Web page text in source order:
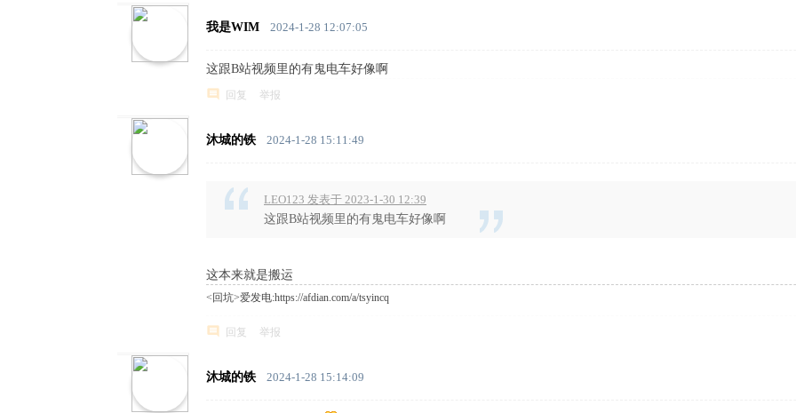
我是WIM 2024-1-28 12:07:05
这跟B站视频里的有鬼电车好像啊
回复 举报
沐城的铁 2024-1-28 15:11:49
LEO123 发表于 2023-1-30 12:39
这跟B站视频里的有鬼电车好像啊
这本来就是搬运
<回坑>爱发电:https://afdian.com/a/tsyincq
回复 举报
沐城的铁 2024-1-28 15:14:09